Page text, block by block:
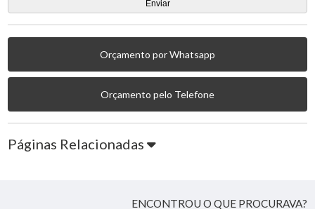
Orçamento por Whatsapp
Orçamento pelo Telefone
Páginas Relacionadas
ENCONTROU O QUE PROCURAVA?